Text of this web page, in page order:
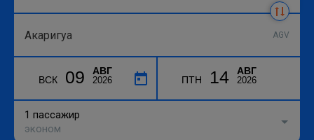
AGV
ВСК 09 АВГ
2026 ПТН 14 АВГ
2026
1 пассажир
эконом